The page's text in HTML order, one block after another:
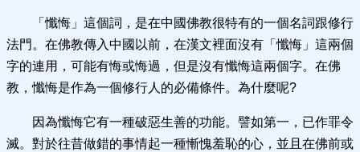
「懺悔」這個詞，是在中國佛教很特有的一個名詞跟修行
法門。在佛教傳入中國以前，在漢文裡面沒有「懺悔」這兩個
字的連用，可能有悔或悔過，但是沒有懺悔這兩個字。在佛
教，懺悔是作為一個修行人的必備條件。為什麼呢?
因為懺悔它有一種破惡生善的功能。譬如第一，已作罪令
滅。對於往昔做錯的事情起一種慚愧羞恥的心，並且在佛前或